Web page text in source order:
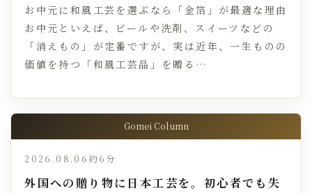
お中元に和風工芸を選ぶなら「金箔」が最適な理由
お中元といえば、ビールや洗剤、スイーツなどの
「消えもの」が定番ですが、実は近年、一生ものの
価値を持つ「和風工芸品」を贈る…
Gomei Column
2026.08.06 約6分
外国への贈り物に日本工芸を。初心者でも失